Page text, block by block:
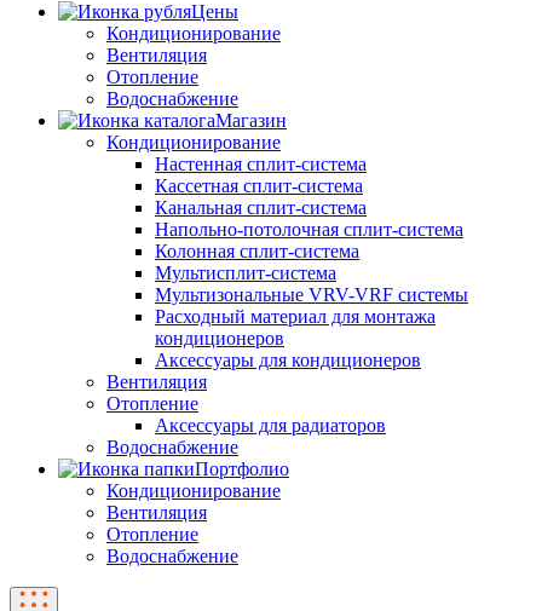
Цены
Кондиционирование
Вентиляция
Отопление
Водоснабжение
Магазин
Кондиционирование
Настенная сплит-система
Кассетная сплит-система
Канальная сплит-система
Напольно-потолочная сплит-система
Колонная сплит-система
Мультисплит-система
Мультизональные VRV-VRF системы
Расходный материал для монтажа
кондиционеров
Аксессуары для кондиционеров
Вентиляция
Отопление
Аксессуары для радиаторов
Водоснабжение
Портфолио
Кондиционирование
Вентиляция
Отопление
Водоснабжение